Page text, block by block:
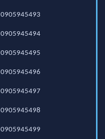
0905945493
0905945494
0905945495
0905945496
0905945497
0905945498
0905945499